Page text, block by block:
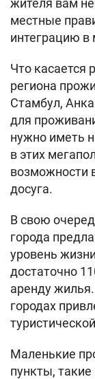
местные
интеграцию в
Что касается
региона
Стамбул,
для
нужно иметь
в этих
возможности
досуга.
В свою
города
уровень
достаточно
аренду
городах
Маленькие
пункты,